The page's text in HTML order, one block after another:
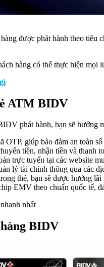
được phát hành theo tiêu
hàng có thể thực hiện mọi
ATM BIDV
phát hành, bạn sẽ hưởng
OTP, giúp bảo đảm an toàn
tiền, nhận tiền và
trực tuyến tại các website
lý tài chính thông qua các
thẻ, bạn sẽ được hưởng lãi
EMV theo chuẩn quốc tế,
nhanh nhất
BIDV